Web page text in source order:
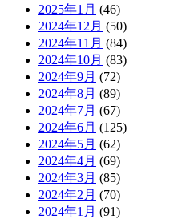
2025年1月 (46)
2024年12月 (50)
2024年11月 (84)
2024年10月 (83)
2024年9月 (72)
2024年8月 (89)
2024年7月 (67)
2024年6月 (125)
2024年5月 (62)
2024年4月 (69)
2024年3月 (85)
2024年2月 (70)
2024年1月 (91)